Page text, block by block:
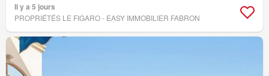
Il y a 5 jours
PROPRIÉTÉS LE FIGARO - EASY IMMOBILIER FABRON